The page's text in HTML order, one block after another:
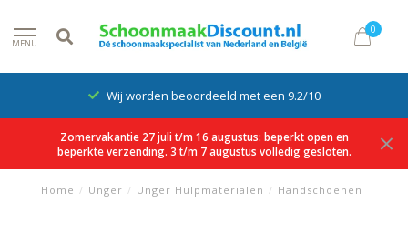
MENU
0
Wij worden beoordeeld met een 9.2/10
Zomervakantie 27 juli t/m 16 augustus: beperkt open en
beperkte verzending. 3 t/m 7 augustus volledig gesloten.
Home / Unger / Unger Hulpmaterialen / Handschoenen